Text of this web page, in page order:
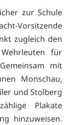
zur Schule
Vorsitzende
zugleich den
für
mit
Monschau,
und Stolberg
Plakate
hinzuweisen.